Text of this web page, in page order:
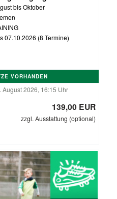
bis Oktober
07.10.2026 (8 Termine)
VORHANDEN
2026, 16:15 Uhr
139,00 EUR
zzgl. Ausstattung (optional)